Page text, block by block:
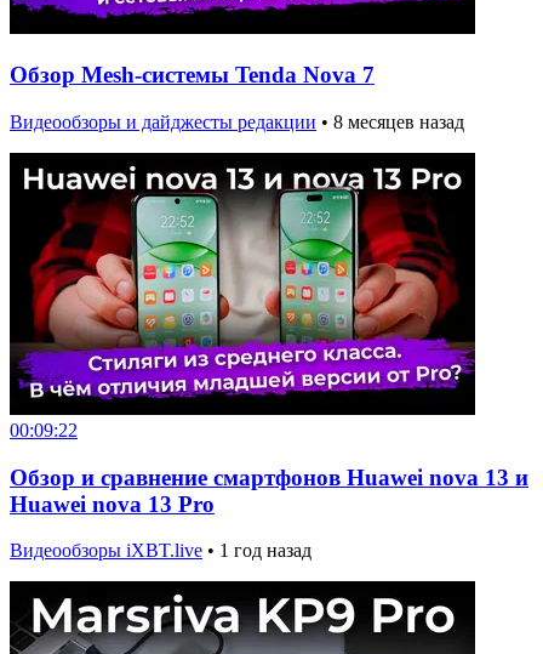
Обзор Mesh-системы Tenda Nova 7
Видеообзоры и дайджесты редакции • 8 месяцев назад
00:09:22
Обзор и сравнение смартфонов Huawei nova 13 и
Huawei nova 13 Pro
Видеообзоры iXBT.live • 1 год назад